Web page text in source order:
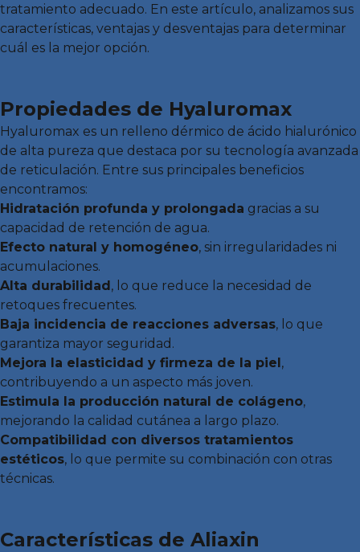
tratamiento adecuado. En este artículo, analizamos sus
características, ventajas y desventajas para determinar
cuál es la mejor opción.
Propiedades de Hyaluromax
Hyaluromax es un relleno dérmico de ácido hialurónico
de alta pureza que destaca por su tecnología avanzada
de reticulación. Entre sus principales beneficios
encontramos:
Hidratación profunda y prolongada gracias a su
capacidad de retención de agua.
Efecto natural y homogéneo, sin irregularidades ni
acumulaciones.
Alta durabilidad, lo que reduce la necesidad de
retoques frecuentes.
Baja incidencia de reacciones adversas, lo que
garantiza mayor seguridad.
Mejora la elasticidad y firmeza de la piel,
contribuyendo a un aspecto más joven.
Estimula la producción natural de colágeno,
mejorando la calidad cutánea a largo plazo.
Compatibilidad con diversos tratamientos
estéticos, lo que permite su combinación con otras
técnicas.
Características de Aliaxin